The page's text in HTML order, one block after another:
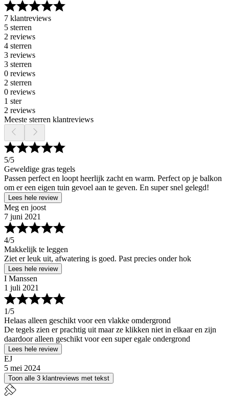
7 klantreviews
5 sterren
2 reviews
4 sterren
3 reviews
3 sterren
0 reviews
2 sterren
0 reviews
1 ster
2 reviews
Meeste sterren klantreviews
5/5
Geweldige gras tegels
Passen perfect en loopt heerlijk zacht en warm. Perfect op je balkon
om er een eigen tuin gevoel aan te geven. En super snel gelegd!
Lees hele review
Meg en joost
7 juni 2021
4/5
Makkelijk te leggen
Ziet er leuk uit, afwatering is goed. Past precies onder hok
Lees hele review
I Manssen
1 juli 2021
1/5
Helaas alleen geschikt voor een vlakke omdergrond
De tegels zien er prachtig uit maar ze klikken niet in elkaar en zijn
daardoor alleen geschikt voor een super egale ondergrond
Lees hele review
EJ
5 mei 2024
Toon alle 3 klantreviews met tekst